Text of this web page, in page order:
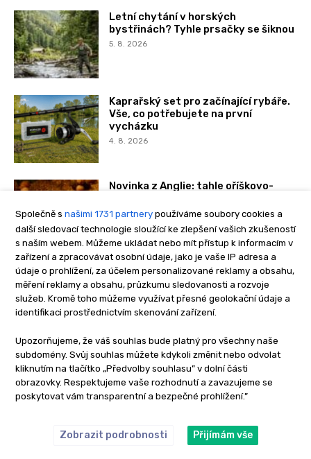
Společně s našimi 1731 partnery používáme soubory cookies a
další sledovací technologie sloužící ke zlepšení vašich zkušeností
s naším webem. Můžeme ukládat nebo mít přístup k informacím v
zařízení a zpracovávat osobní údaje, jako je vaše IP adresa a
údaje o prohlížení, za účelem personalizované reklamy a obsahu,
měření reklamy a obsahu, průzkumu sledovanosti a rozvoje
služeb. Kromě toho můžeme využívat přesné geolokační údaje a
identifikaci prostřednictvím skenování zařízení.
Upozorňujeme, že váš souhlas bude platný pro všechny naše
subdomény. Svůj souhlas můžete kdykoli změnit nebo odvolat
kliknutím na tlačítko „Předvolby souhlasu” v dolní části
obrazovky. Respektujeme vaše rozhodnutí a zavazujeme se
poskytovat vám transparentní a bezpečné prohlížení.”
Zobrazit podrobnosti Přijímám vše